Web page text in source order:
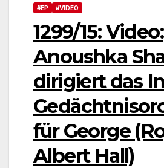
#EP #VIDEO
1299/15: Video:
Anoushka
dirigiert das
für George
Albert Hall)